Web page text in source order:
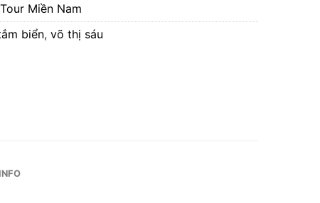
Tour Miền Nam
biển, võ thị sáu